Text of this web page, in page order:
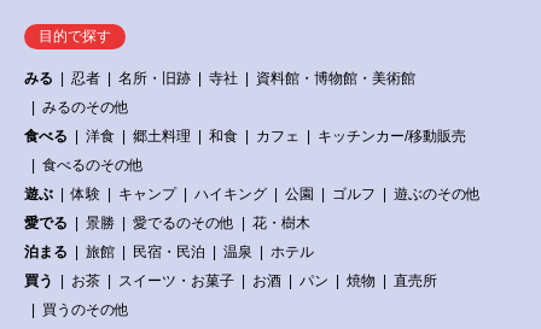
目的で探す
みる 忍者 名所・旧跡 寺社
資料館・博物館・美術館
みるのその他
食べる
洋食 郷土料理 和食 カフェ
キッチンカー/移動販売
食べるのその他
遊ぶ
体験 キャンプ ハイキング 公園 ゴルフ
遊ぶのその他
愛でる
景勝 愛でるのその他
花・樹木
泊まる
旅館 民宿・民泊 温泉
ホテル
買う
お茶 スイーツ・お菓子 お酒 パン 焼物
直売所
買うのその他